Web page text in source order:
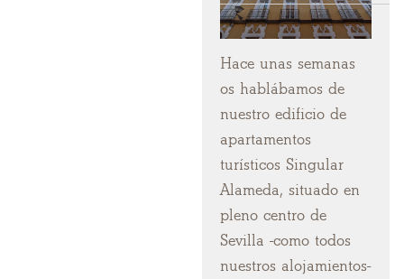
Hace unas semanas
os hablábamos de
nuestro edificio de
apartamentos
turísticos Singular
Alameda, situado en
pleno centro de
Sevilla -como todos
nuestros alojamientos-